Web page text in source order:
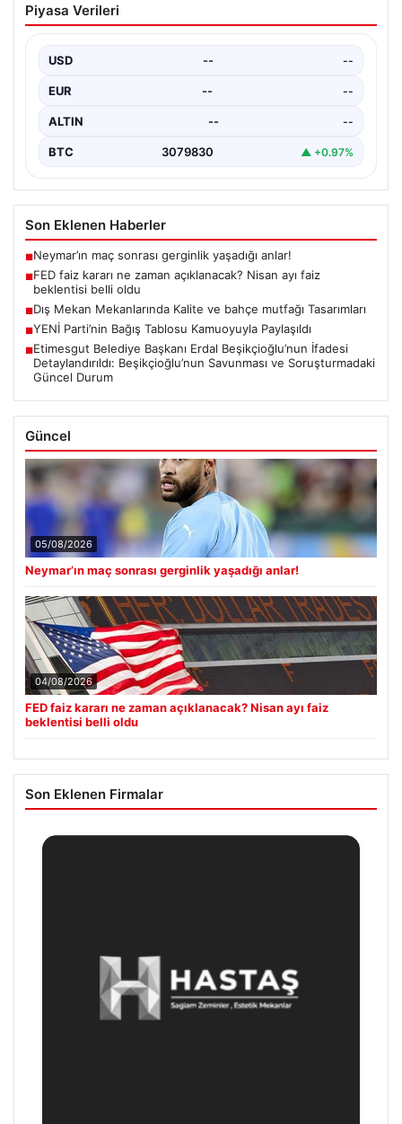
Nisan ayı faiz beklentisi belli oldu
Piyasa Verileri
USD -- --
EUR -- --
ALTIN -- --
BTC 3079830 ▲ +0.97%
Son Eklenen Haberler
■Neymar’ın maç sonrası gerginlik yaşadığı anlar!
■FED faiz kararı ne zaman açıklanacak? Nisan ayı faiz
beklentisi belli oldu
■Dış Mekan Mekanlarında Kalite ve bahçe mutfağı Tasarımları
■YENİ Parti’nin Bağış Tablosu Kamuoyuyla Paylaşıldı
■Etimesgut Belediye Başkanı Erdal Beşikçioğlu’nun İfadesi
Detaylandırıldı: Beşikçioğlu’nun Savunması ve Soruşturmadaki
Güncel Durum
Güncel
05/08/2026
Neymar’ın maç sonrası gerginlik yaşadığı anlar!
04/08/2026
FED faiz kararı ne zaman açıklanacak? Nisan ayı faiz
beklentisi belli oldu
Son Eklenen Firmalar